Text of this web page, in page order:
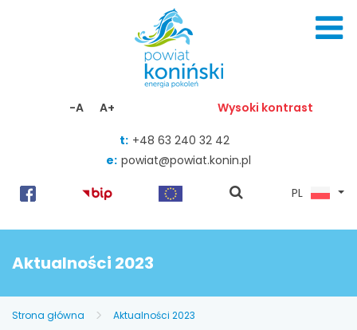
-A A+ Wysoki kontrast
t: +48 63 240 32 42
e: powiat@powiat.konin.pl
pokaż
PL
Aktualności 2023
Strona główna Aktualności 2023